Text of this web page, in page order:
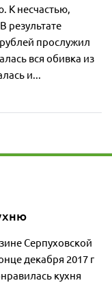
К несчастью,
результате
прослужил
вся обивка из
и...
Серпуховской
декабря 2017 г
кухня